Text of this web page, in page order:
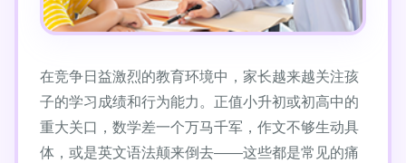
在竞争日益激烈的教育环境中，家长越来越关注孩
子的学习成绩和行为能力。正值小升初或初高中的
重大关口，数学差一个万马千军，作文不够生动具
体，或是英文语法颠来倒去——这些都是常见的痛